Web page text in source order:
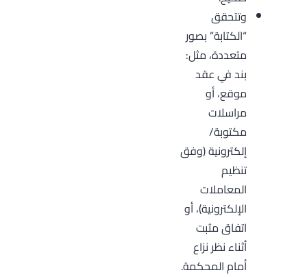
وتتحقق
“الكتابة” بصور
متعددة، مثل:
بند في عقد
موقع، أو
مراسلات
مكتوبة/
إلكترونية (وفق
تنظيم
المعاملات
الإلكترونية)، أو
اتفاق مثبت
أثناء نظر نزاع
أمام المحكمة.